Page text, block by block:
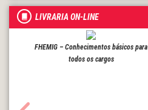
LIVRARIA ON-LINE
FHEMIG – Conhecimentos básicos para
todos os cargos